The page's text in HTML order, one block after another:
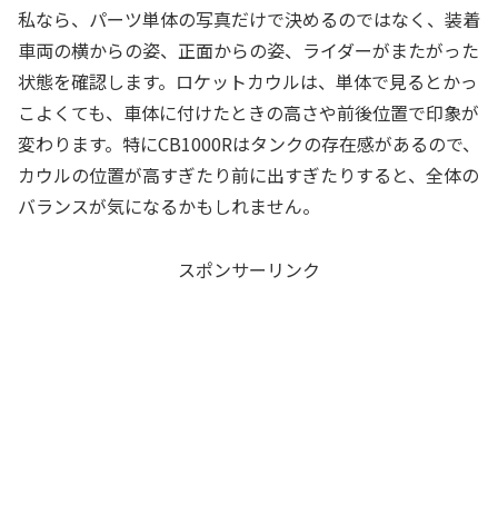
私なら、パーツ単体の写真だけで決めるのではなく、装着
車両の横からの姿、正面からの姿、ライダーがまたがった
状態を確認します。ロケットカウルは、単体で見るとかっ
こよくても、車体に付けたときの高さや前後位置で印象が
変わります。特にCB1000Rはタンクの存在感があるので、
カウルの位置が高すぎたり前に出すぎたりすると、全体の
バランスが気になるかもしれません。
スポンサーリンク